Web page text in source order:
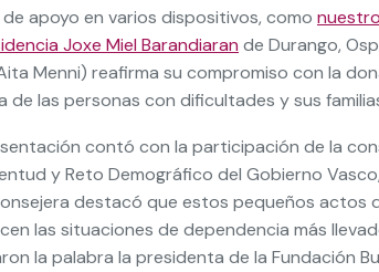
apoyo en varios dispositivos, como
Joxe Miel Barandiaran de Durango,
Menni) reafirma su compromiso con la
de las personas con dificultades y sus
contó con la participación de la
y Reto Demográfico del Gobierno Vasco,
destacó que estos pequeños actos
las situaciones de dependencia más
la palabra la presidenta de la Fundación